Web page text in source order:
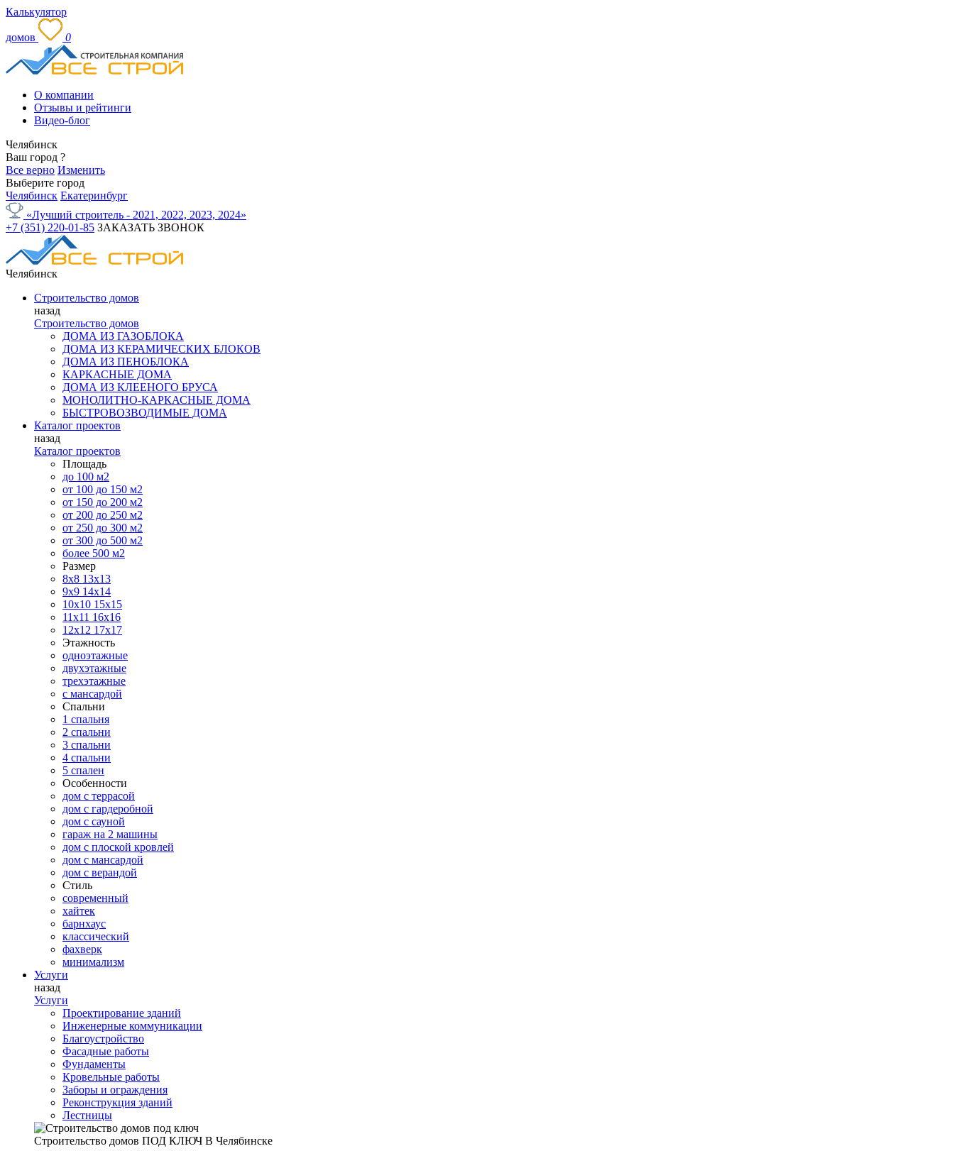
Калькулятор
домов 0
О компании
Отзывы и рейтинги
Видео-блог
Челябинск
Ваш город ?
Все верно Изменить
Выберите город
Челябинск Екатеринбург
«Лучший строитель - 2021, 2022, 2023, 2024»
+7 (351) 220-01-85 ЗАКАЗАТЬ ЗВОНОК
Челябинск
Строительство домов
назад
Строительство домов
ДОМА ИЗ ГАЗОБЛОКА
ДОМА ИЗ КЕРАМИЧЕСКИХ БЛОКОВ
ДОМА ИЗ ПЕНОБЛОКА
КАРКАСНЫЕ ДОМА
ДОМА ИЗ КЛЕЕНОГО БРУСА
МОНОЛИТНО-КАРКАСНЫЕ ДОМА
БЫСТРОВОЗВОДИМЫЕ ДОМА
Каталог проектов
назад
Каталог проектов
Площадь
до 100 м2
от 100 до 150 м2
от 150 до 200 м2
от 200 до 250 м2
от 250 до 300 м2
от 300 до 500 м2
более 500 м2
Размер
8х8 13х13
9х9 14х14
10х10 15х15
11x11 16х16
12х12 17х17
Этажность
одноэтажные
двухэтажные
трехэтажные
с мансардой
Спальни
1 спальня
2 спальни
3 спальни
4 спальни
5 спален
Особенности
дом с террасой
дом с гардеробной
дом с сауной
гараж на 2 машины
дом с плоской кровлей
дом с мансардой
дом с верандой
Стиль
современный
хайтек
барнхаус
классический
фахверк
минимализм
Услуги
назад
Услуги
Проектирование зданий
Инженерные коммуникации
Благоустройство
Фасадные работы
Фундаменты
Кровельные работы
Заборы и ограждения
Реконструкция зданий
Лестницы
Строительство домов ПОД КЛЮЧ В Челябинске